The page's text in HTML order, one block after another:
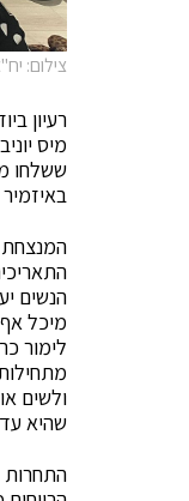
צילום:
רעיון
המנצחת
התאריכים 2.5-12.5 מול 35 מדינות
הנשים
מיכל
לימור
ולשים
שהיא
התחרות תתקיים